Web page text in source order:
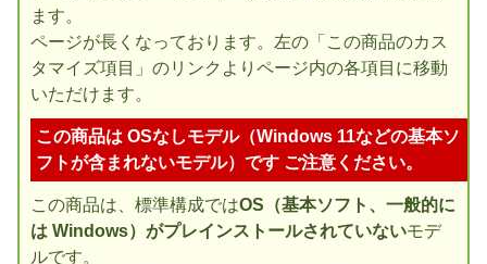
ます。
ページが長くなっております。左の「この商品のカス
タマイズ項目」のリンクよりページ内の各項目に移動
いただけます。
この商品は OSなしモデル（Windows 11などの基本ソ
フトが含まれないモデル）です ご注意ください。
この商品は、標準構成ではOS（基本ソフト、一般的に
は Windows）がプレインストールされていないモデ
ルです。